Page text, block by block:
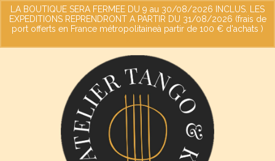
LA BOUTIQUE SERA FERMEE DU 9 au 30/08/2026 INCLUS. LES
EXPEDITIONS REPRENDRONT A PARTIR DU 31/08/2026 (frais de
port offerts en France métropolitaineà partir de 100 € d'achats )
Votre panier- 0,00€